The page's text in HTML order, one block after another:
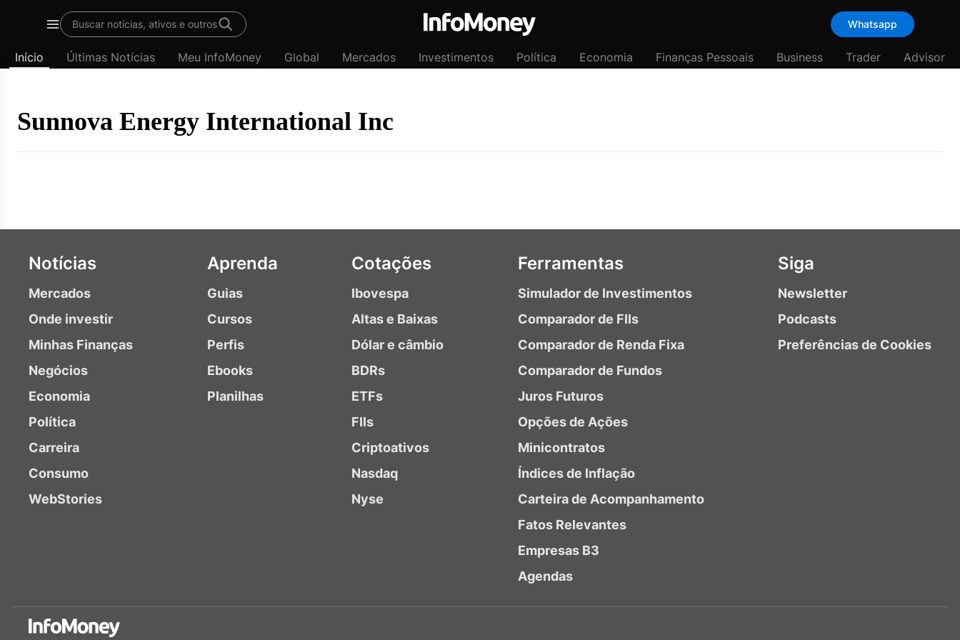
Últimas
InfoMoney
Menu
Buscar notícias, ativos e outros Whatsapp
Início Últimas Notícias Meu InfoMoney Global Mercados Investimentos Política Economia Finanças Pessoais Business Trader Advisor
Sunnova Energy International Inc
Notícias
Mercados
Onde investir
Minhas Finanças
Negócios
Economia
Política
Carreira
Consumo
WebStories
Aprenda
Guias
Cursos
Perfis
Ebooks
Planilhas
Cotações
Ibovespa
Altas e Baixas
Dólar e câmbio
BDRs
ETFs
FIIs
Criptoativos
Nasdaq
Nyse
Ferramentas
Simulador de Investimentos
Comparador de FIIs
Comparador de Renda Fixa
Comparador de Fundos
Juros Futuros
Opções de Ações
Minicontratos
Índices de Inflação
Carteira de Acompanhamento
Fatos Relevantes
Empresas B3
Agendas
Siga
Newsletter
Podcasts
Preferências de Cookies